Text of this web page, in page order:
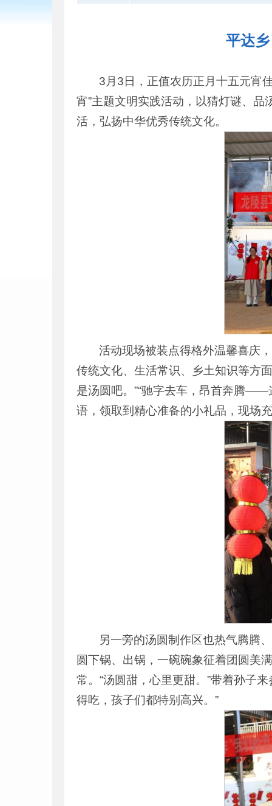
平达
3月3日，正值农历正月十五元宵
宵”主题文明实践活动，以猜灯谜、
活，弘扬中华优秀传统文化。
活动现场被装点得格外温馨喜庆
传统文化、生活常识、乡土知识等方
是汤圆吧。”“驰字去车，昂首奔腾——
语，领取到精心准备的小礼品，现场
另一旁的汤圆制作区也热气腾腾
圆下锅、出锅，一碗碗象征着团圆美
常。“汤圆甜，心里更甜。”带着孙子
得吃，孩子们都特别高兴。”